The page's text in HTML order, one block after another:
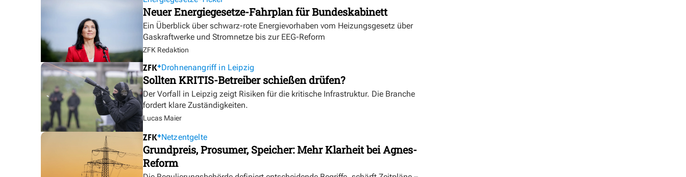
Neuer Energiegesetze-Fahrplan für Bundeskabinett
Ein Überblick über schwarz-rote Energievorhaben vom Heizungsgesetz über
Gaskraftwerke und Stromnetze bis zur EEG-Reform
ZFK Redaktion
Drohnenangriff in Leipzig
Sollten KRITIS-Betreiber schießen drüfen?
Der Vorfall in Leipzig zeigt Risiken für die kritische Infrastruktur. Die Branche
fordert klare Zuständigkeiten.
Lucas Maier
Netzentgelte
Grundpreis, Prosumer, Speicher: Mehr Klarheit bei Agnes-
Reform